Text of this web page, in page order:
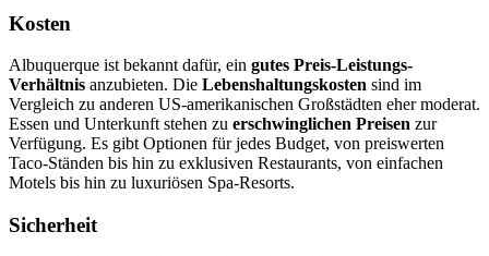
Kosten
Albuquerque ist bekannt dafür, ein gutes Preis-Leistungs-
Verhältnis anzubieten. Die Lebenshaltungskosten sind im
Vergleich zu anderen US-amerikanischen Großstädten eher moderat.
Essen und Unterkunft stehen zu erschwinglichen Preisen zur
Verfügung. Es gibt Optionen für jedes Budget, von preiswerten
Taco-Ständen bis hin zu exklusiven Restaurants, von einfachen
Motels bis hin zu luxuriösen Spa-Resorts.
Sicherheit